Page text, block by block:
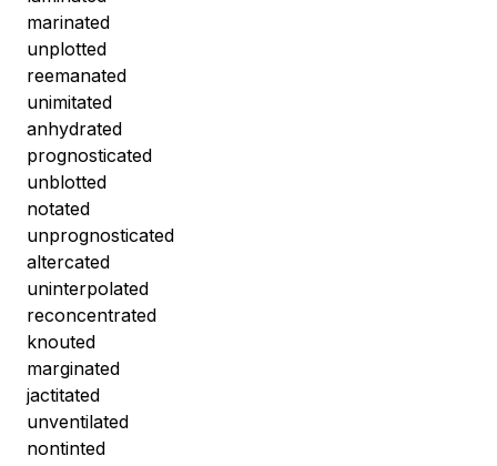
marinated
unplotted
reemanated
unimitated
anhydrated
prognosticated
unblotted
notated
unprognosticated
altercated
uninterpolated
reconcentrated
knouted
marginated
jactitated
unventilated
nontinted